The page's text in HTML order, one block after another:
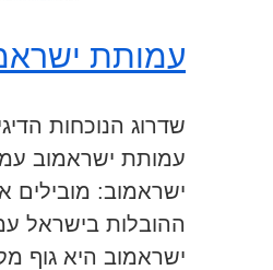
עמותת
שדרוג הנוכחות
עמותת ישראמוב
ישראמוב: מובילים
ההובלות בישראל
ישראמוב היא גוף